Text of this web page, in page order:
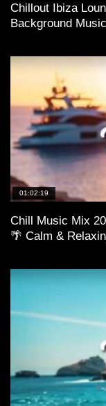
Chillout Ibiza
Background
01:02:19
Chill Music Mix
🌴 Calm &